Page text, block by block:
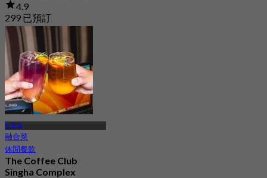
4.9
299 已預訂
起 ฿ 1,120
拉差達
融合菜
休閒餐飲
The Coffee Club
Singha Complex